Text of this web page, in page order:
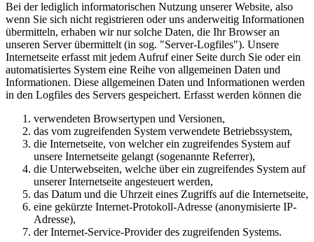
Bei der lediglich informatorischen Nutzung unserer Website, also
wenn Sie sich nicht registrieren oder uns anderweitig Informationen
übermitteln, erhaben wir nur solche Daten, die Ihr Browser an
unseren Server übermittelt (in sog. "Server-Logfiles"). Unsere
Internetseite erfasst mit jedem Aufruf einer Seite durch Sie oder ein
automatisiertes System eine Reihe von allgemeinen Daten und
Informationen. Diese allgemeinen Daten und Informationen werden
in den Logfiles des Servers gespeichert. Erfasst werden können die
verwendeten Browsertypen und Versionen,
das vom zugreifenden System verwendete Betriebssystem,
die Internetseite, von welcher ein zugreifendes System auf
unsere Internetseite gelangt (sogenannte Referrer),
die Unterwebseiten, welche über ein zugreifendes System auf
unserer Internetseite angesteuert werden,
das Datum und die Uhrzeit eines Zugriffs auf die Internetseite,
eine gekürzte Internet-Protokoll-Adresse (anonymisierte IP-
Adresse),
der Internet-Service-Provider des zugreifenden Systems.